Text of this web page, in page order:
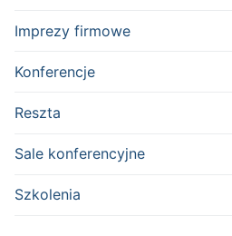
Imprezy firmowe
Konferencje
Reszta
Sale konferencyjne
Szkolenia